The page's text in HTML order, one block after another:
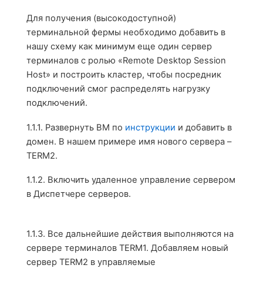
Для получения (высокодоступной)
терминальной фермы необходимо добавить в
нашу схему как минимум еще один сервер
терминалов с ролью «Remote Desktop Session
Host» и построить кластер, чтобы посредник
подключений смог распределять нагрузку
подключений.
1.1.1. Развернуть ВМ по инструкции и добавить в
домен. В нашем примере имя нового сервера –
TERM2.
1.1.2. Включить удаленное управление сервером
в Диспетчере серверов.
1.1.3. Все дальнейшие действия выполняются на
сервере терминалов TERM1. Добавляем новый
сервер TERM2 в управляемые